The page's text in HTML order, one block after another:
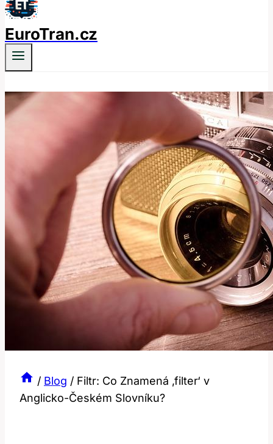
EuroTran.cz
/ Blog / Filtr: Co Znamená ‚filter‘ v
Anglicko-Českém Slovníku?